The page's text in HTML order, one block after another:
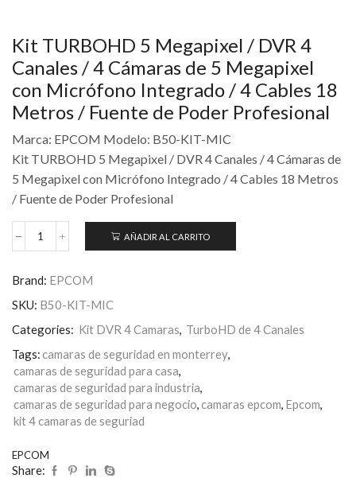
Kit TURBOHD 5 Megapixel / DVR 4
Canales / 4 Cámaras de 5 Megapixel
con Micrófono Integrado / 4 Cables 18
Metros / Fuente de Poder Profesional
Marca: EPCOM Modelo: B50-KIT-MIC
Kit TURBOHD 5 Megapixel / DVR 4 Canales / 4 Cámaras de
5 Megapixel con Micrófono Integrado / 4 Cables 18 Metros
/ Fuente de Poder Profesional
AÑADIR AL CARRITO
Brand: EPCOM
SKU: B50-KIT-MIC
Categories: Kit DVR 4 Camaras, TurboHD de 4 Canales
Tags: camaras de seguridad en monterrey,
camaras de seguridad para casa,
camaras de seguridad para industria,
camaras de seguridad para negocio, camaras epcom, Epcom,
kit 4 camaras de seguriad
EPCOM
Share: